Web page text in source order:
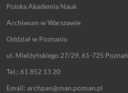
Polska Akademia Nauk
Archiwum w Warszawie
Oddział w Poznaniu
ul. Mielżyńskiego 27/29, 61-725 Poznań
Tel.: 61 852 13 20
Email: archpan@man.poznan.pl